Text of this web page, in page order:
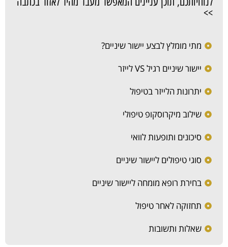
>>
מתי מומלץ לבצע יישור שיניים?
יישור שיניים רגיל VS לייזר
יתרונות הלייזר בטיפול
שילוב מיקרוסקופ טיפולי
סיכונים ותופעות לוואי
סוגי טיפולים ליישור שיניים
בחירת רופא מומחה ליישור שיניים
תחזוקה לאחר טיפול
שאלות ותשובות